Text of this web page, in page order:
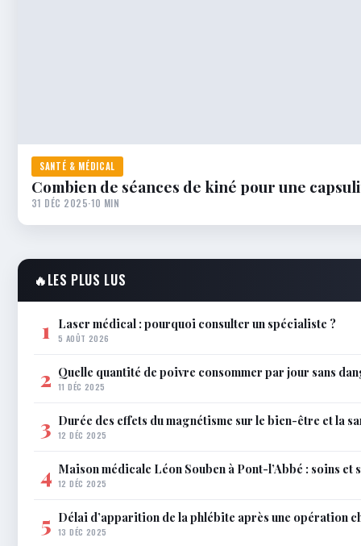
SANTÉ & MÉDICAL
Combien de séances de kiné pour une
31 DÉC 2025·10 MIN
🔥LES PLUS LUS
1 Laser médical : pourquoi consulter un spécialiste ?
5 AOÛT 2026
2 Quelle quantité de poivre consommer par jour sans
11 DÉC 2025
3 Durée des effets du magnétisme sur le bien-être et la
12 DÉC 2025
4 Maison médicale Léon Souben à Pont-l’Abbé : soins et
12 DÉC 2025
5 Délai d’apparition de la phlébite après une opération
13 DÉC 2025